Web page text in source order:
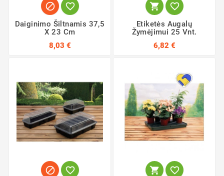
 
Daiginimo Šiltnamis 37,5
X 23 Cm
8,03 €
 
Etiketės Augalų
Žymėjimui 25 Vnt.
6,82 €
   